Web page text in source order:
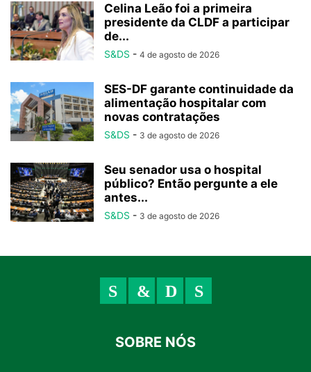
Celina Leão foi a primeira
presidente da CLDF a participar
de...
S&DS - 4 de agosto de 2026
SES-DF garante continuidade da
alimentação hospitalar com
novas contratações
S&DS - 3 de agosto de 2026
Seu senador usa o hospital
público? Então pergunte a ele
antes...
S&DS - 3 de agosto de 2026
SOBRE NÓS